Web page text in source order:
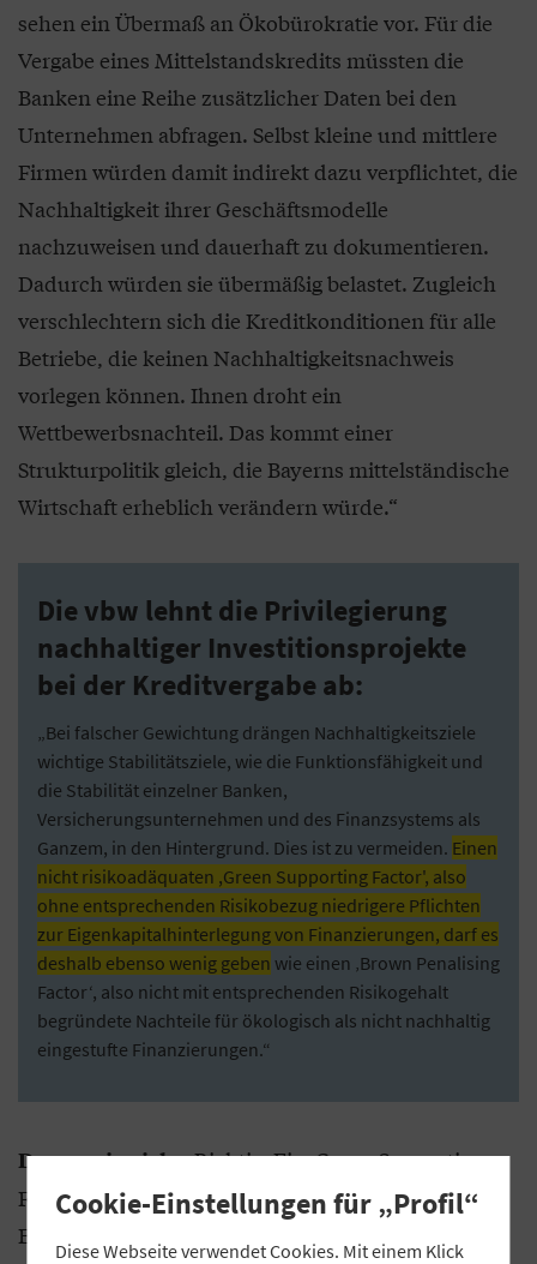
sehen ein Übermaß an Ökobürokratie vor. Für die
Vergabe eines Mittelstandskredits müssten die
Banken eine Reihe zusätzlicher Daten bei den
Unternehmen abfragen. Selbst kleine und mittlere
Firmen würden damit indirekt dazu verpflichtet, die
Nachhaltigkeit ihrer Geschäftsmodelle
nachzuweisen und dauerhaft zu dokumentieren.
Dadurch würden sie übermäßig belastet. Zugleich
verschlechtern sich die Kreditkonditionen für alle
Betriebe, die keinen Nachhaltigkeitsnachweis
vorlegen können. Ihnen droht ein
Wettbewerbsnachteil. Das kommt einer
Strukturpolitik gleich, die Bayerns mittelständische
Wirtschaft erheblich verändern würde.“
Die vbw lehnt die Privilegierung
nachhaltiger Investitionsprojekte
bei der Kreditvergabe ab:
„Bei falscher Gewichtung drängen Nachhaltigkeitsziele
wichtige Stabilitätsziele, wie die Funktionsfähigkeit und
die Stabilität einzelner Banken,
Versicherungsunternehmen und des Finanzsystems als
Ganzem, in den Hintergrund. Dies ist zu vermeiden. Einen
nicht risikoadäquaten ,Green Supporting Factor', also
ohne entsprechenden Risikobezug niedrigere Pflichten
zur Eigenkapitalhinterlegung von Finanzierungen, darf es
deshalb ebenso wenig geben wie einen ‚Brown Penalising
Factor‘, also nicht mit entsprechenden Risikogehalt
begründete Nachteile für ökologisch als nicht nachhaltig
eingestufte Finanzierungen.“
Dazu meine ich:„Richtig. Ein ,Green Supporting
Factor‘ führt dazu, dass Banken weniger
Eigenkapital für ,grüne Kredite‘ vorhalten müssen.
Cookie-Einstellungen für „Profil“
Diese Webseite verwendet Cookies. Mit einem Klick